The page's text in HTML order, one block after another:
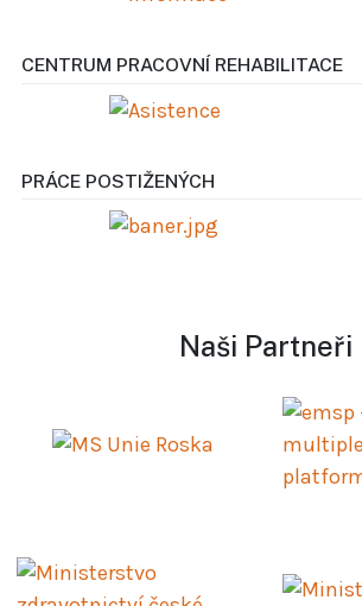
CENTRUM PRACOVNÍ REHABILITACE
PRÁCE POSTIŽENÝCH
Naši Partneři